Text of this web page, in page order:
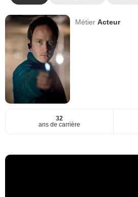
MétierActeur
32
ans de carrière